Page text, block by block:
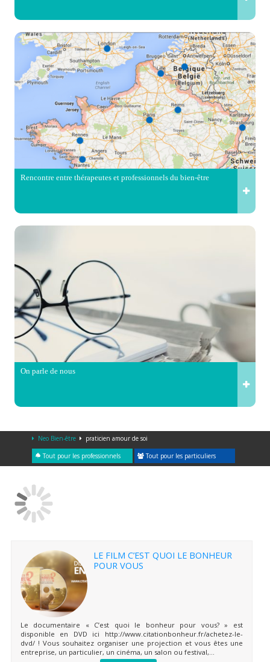
Rencontre entre thérapeutes et professionnels du bien-être
On parle de nous
Neo Bien-être praticien amour de soi
Tout pour les professionnels Tout pour les particuliers
LE FILM C’EST QUOI LE BONHEUR
POUR VOUS
Le documentaire « C’est quoi le bonheur pour vous? » est
disponible en DVD ici http://www.citationbonheur.fr/achetez-le-
dvd/ ! Vous souhaitez organiser une projection et vous êtes une
entreprise, un particulier, un cinéma, un salon ou festival,...